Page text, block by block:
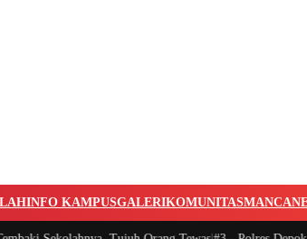
INFO KAMPUSGALERIKOMUNITAS